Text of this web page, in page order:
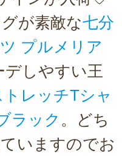
が素敵な七分
プルメリア
デしやすい王
レッチTシャ
ラック 。どち
いますのでお